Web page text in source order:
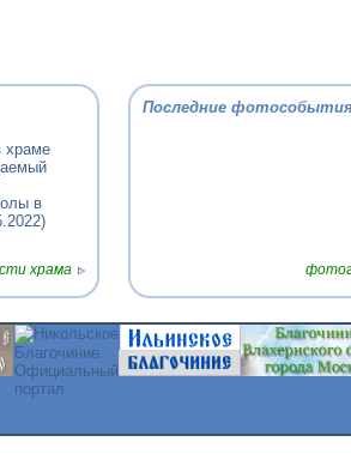
Последние
храме
в
храма